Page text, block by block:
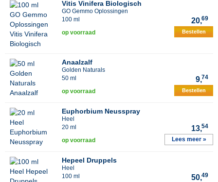
Vitis Vinifera Biologisch
GO Gemmo Oplossingen
100 ml
20,69
op voorraad Bestellen
Anaalzalf
Golden Naturals
50 ml
9,74
op voorraad Bestellen
Euphorbium Neusspray
Heel
20 ml
13,54
op voorraad Lees meer »
Hepeel Druppels
Heel
100 ml
50,49